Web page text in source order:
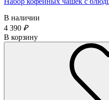
В наличии
4 390 ₽
В корзину